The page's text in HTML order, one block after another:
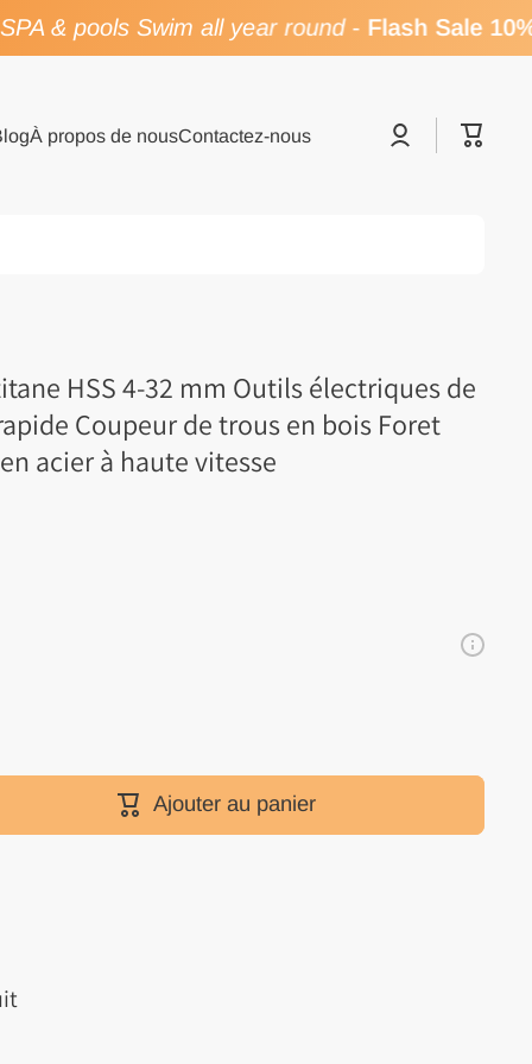
& pools Swim all year round-Flash Sale 10%
À propos de nousContactez-nous
Se
connecter
Panier
HSS 4-32 mm Outils électriques de
Coupeur de trous en bois Foret
acier à haute vitesse
Ajouter au panier